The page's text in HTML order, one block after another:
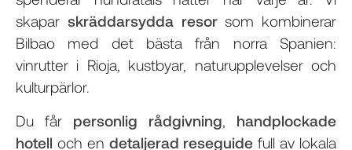
skapar skräddarsydda resorsom kombinerar
Bilbao med det bästa från norra Spanien:
vinrutter i Rioja, kustbyar, naturupplevelser och
kulturpärlor.
Du får personlig rådgivning, handplockade
hotell och en detaljerad reseguide full av lokala